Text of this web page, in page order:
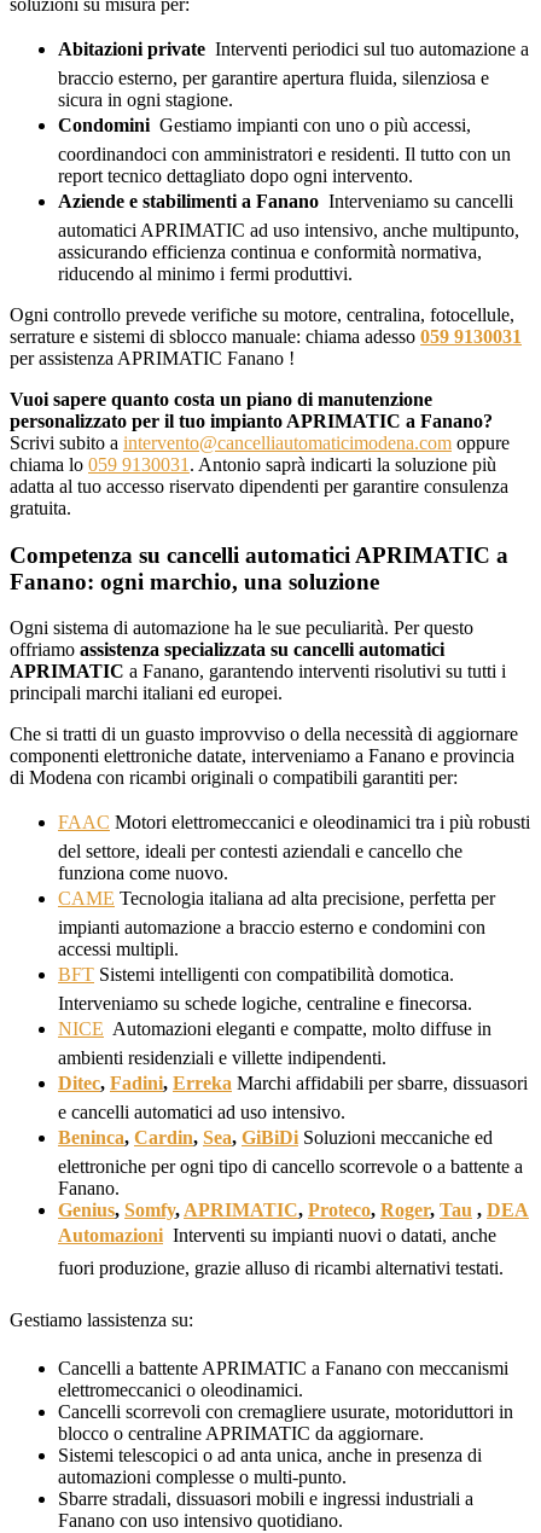
Abitazioni private  Interventi periodici sul tuo automazione a
braccio esterno, per garantire apertura fluida, silenziosa e
sicura in ogni stagione.
Condomini  Gestiamo impianti con uno o più accessi,
coordinandoci con amministratori e residenti. Il tutto con un
report tecnico dettagliato dopo ogni intervento.
Aziende e stabilimenti a Fanano  Interveniamo su cancelli
automatici APRIMATIC ad uso intensivo, anche multipunto,
assicurando efficienza continua e conformità normativa,
riducendo al minimo i fermi produttivi.
Ogni controllo prevede verifiche su motore, centralina, fotocellule,
serrature e sistemi di sblocco manuale: chiama adesso 059 9130031
per assistenza APRIMATIC Fanano !
Vuoi sapere quanto costa un piano di manutenzione
personalizzato per il tuo impianto APRIMATIC a Fanano?
Scrivi subito a intervento@cancelliautomaticimodena.com oppure
chiama lo 059 9130031 . Antonio saprà indicarti la soluzione più
adatta al tuo accesso riservato dipendenti per garantire consulenza
gratuita.
Competenza su cancelli automatici APRIMATIC a
Fanano: ogni marchio, una soluzione
Ogni sistema di automazione ha le sue peculiarità. Per questo
offriamo assistenza specializzata su cancelli automatici
APRIMATIC a Fanano, garantendo interventi risolutivi su tutti i
principali marchi italiani ed europei.
Che si tratti di un guasto improvviso o della necessità di aggiornare
componenti elettroniche datate, interveniamo a Fanano e provincia
di Modena con ricambi originali o compatibili garantiti per:
FAAC  Motori elettromeccanici e oleodinamici tra i più robusti
del settore, ideali per contesti aziendali e cancello che
funziona come nuovo.
CAME  Tecnologia italiana ad alta precisione, perfetta per
impianti automazione a braccio esterno e condomini con
accessi multipli.
BFT  Sistemi intelligenti con compatibilità domotica.
Interveniamo su schede logiche, centraline e finecorsa.
NICE  Automazioni eleganti e compatte, molto diffuse in
ambienti residenziali e villette indipendenti.
Ditec, Fadini, Erreka  Marchi affidabili per sbarre, dissuasori
e cancelli automatici ad uso intensivo.
Beninca, Cardin, Sea, GiBiDi  Soluzioni meccaniche ed
elettroniche per ogni tipo di cancello scorrevole o a battente a
Fanano.
Genius, Somfy, APRIMATIC, Proteco, Roger, Tau , DEA
Automazioni  Interventi su impianti nuovi o datati, anche
fuori produzione, grazie alluso di ricambi alternativi testati.
Gestiamo lassistenza su:
Cancelli a battente APRIMATIC a Fanano con meccanismi
elettromeccanici o oleodinamici.
Cancelli scorrevoli con cremagliere usurate, motoriduttori in
blocco o centraline APRIMATIC da aggiornare.
Sistemi telescopici o ad anta unica, anche in presenza di
automazioni complesse o multi-punto.
Sbarre stradali, dissuasori mobili e ingressi industriali a
Fanano con uso intensivo quotidiano.